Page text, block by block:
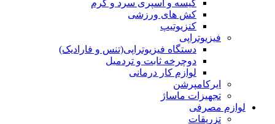
کیسه و اسپری سرد و گرم
کش های ورزشی
کنزیوتیپ
فیزیوتراپی
دستگاه فیزیوتراپی(تنس و فارادیک)
دوچرخه ثابت و تردمیل
لوازم کار درمانی
ایرکامپرشن
تجهیزات ماساژ
لوازم مصرفی
تزریقات